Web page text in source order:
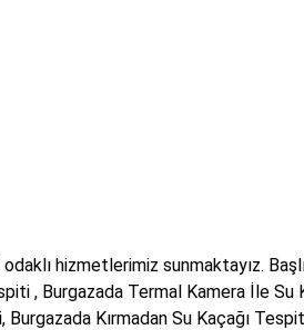
hizmetlerimiz sunmaktayız.
, Burgazada Termal Kamera İle Su
Kırmadan Su Kaçağı